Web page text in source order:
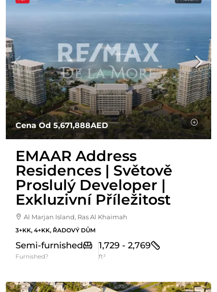
Cena Od5,671,888AED
EMAAR Address
Residences | Světově
Proslulý Developer |
Exkluzivní Příležitost
Al Marjan Island, Ras Al Khaimah
3+KK, 4+KK, ŘADOVÝ DŮM
Semi-furnished
Furnished?
1,729 - 2,769
ft²